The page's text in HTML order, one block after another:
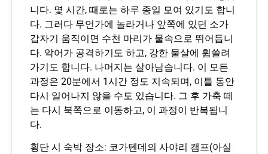
니다. 몇 시간, 때로는 하루 종일 모여 있기도 합니
다. 그러다 무언가에 놀라거나 앞쪽에 있던 소가
갑자기 움직이면 수천 마리가 물속으로 뛰어듭니
다. 악어가 공격하기도 하고, 강한 물살에 휩쓸려
가기도 합니다. 나머지는 살아남습니다. 이 모든
과정은 20분에서 1시간 정도 지속되며, 이틀 동안
다시 일어나지 않을 수도 있습니다. 그 후 가축 떼
는 다시 북쪽으로 이동하고, 이 과정이 반복됩니
다.
횡단 시 숙박 장소: 코가텐데의 사야리 캠프(아실